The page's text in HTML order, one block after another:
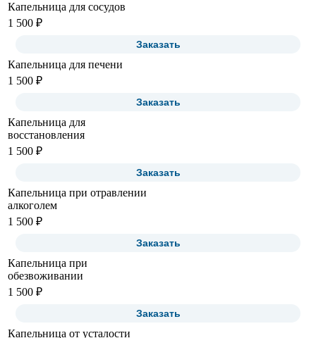
Капельница для сосудов
1 500 ₽
Заказать
Капельница для печени
1 500 ₽
Заказать
Капельница для
восстановления
1 500 ₽
Заказать
Капельница при отравлении
алкоголем
1 500 ₽
Заказать
Капельница при
обезвоживании
1 500 ₽
Заказать
Капельница от усталости